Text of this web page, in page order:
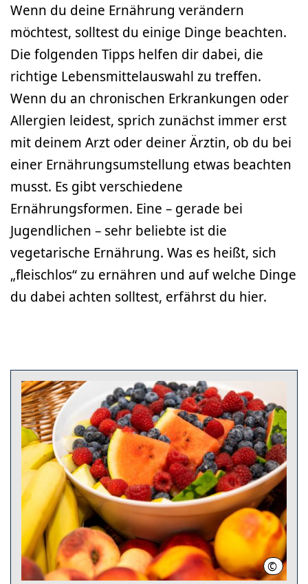
Wenn du deine Ernährung verändern
möchtest, solltest du einige Dinge beachten.
Die folgenden Tipps helfen dir dabei, die
richtige Lebensmittelauswahl zu treffen.
Wenn du an chronischen Erkrankungen oder
Allergien leidest, sprich zunächst immer erst
mit deinem Arzt oder deiner Ärztin, ob du bei
einer Ernährungsumstellung etwas beachten
musst. Es gibt verschiedene
Ernährungsformen. Eine – gerade bei
Jugendlichen – sehr beliebte ist die
vegetarische Ernährung. Was es heißt, sich
„fleischlos“ zu ernähren und auf welche Dinge
du dabei achten solltest, erfährst du hier.
©